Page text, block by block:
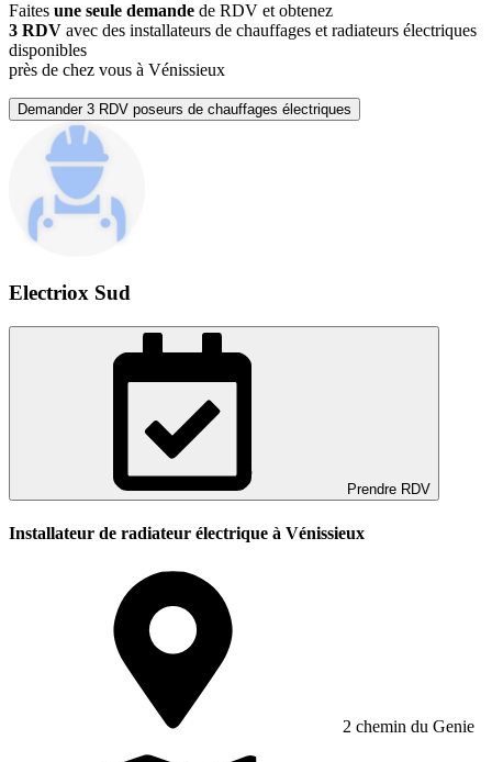
Faites une seule demande de RDV et obtenez
3 RDV avec des installateurs de chauffages et radiateurs électriques
disponibles
près de chez vous à Vénissieux
Demander 3 RDV poseurs de chauffages électriques
Electriox Sud
Prendre RDV
Installateur de radiateur électrique à Vénissieux
2 chemin du Genie